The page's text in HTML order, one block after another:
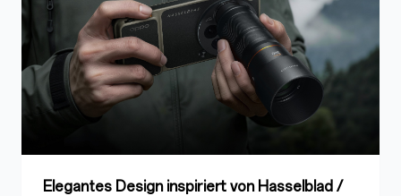
Elegantes Design inspiriert von Hasselblad /